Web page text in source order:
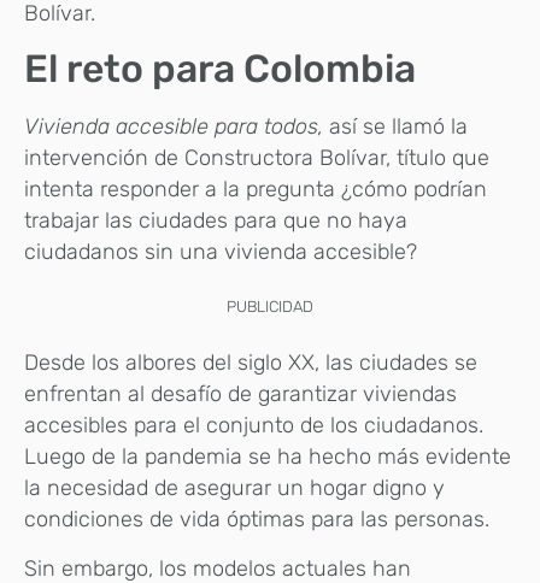
Bolívar.
El reto para Colombia
Vivienda accesible para todos, así se llamó la
intervención de Constructora Bolívar, título que
intenta responder a la pregunta ¿cómo podrían
trabajar las ciudades para que no haya
ciudadanos sin una vivienda accesible?
PUBLICIDAD
Desde los albores del siglo XX, las ciudades se
enfrentan al desafío de garantizar viviendas
accesibles para el conjunto de los ciudadanos.
Luego de la pandemia se ha hecho más evidente
la necesidad de asegurar un hogar digno y
condiciones de vida óptimas para las personas.
Sin embargo, los modelos actuales han